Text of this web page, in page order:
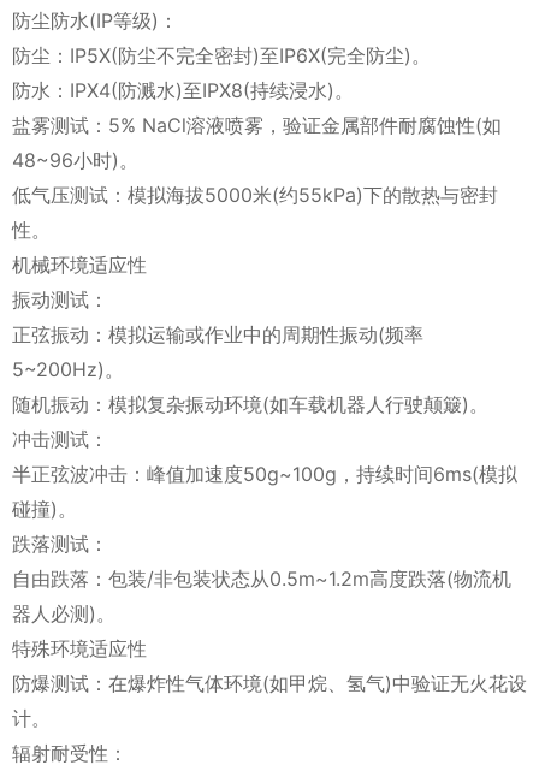
防尘防水(IP等级)：
防尘：IP5X(防尘不完全密封)至IP6X(完全防尘)。
防水：IPX4(防溅水)至IPX8(持续浸水)。
盐雾测试：5% NaCl溶液喷雾，验证金属部件耐腐蚀性(如
48~96小时)。
低气压测试：模拟海拔5000米(约55kPa)下的散热与密封
性。
机械环境适应性
振动测试：
正弦振动：模拟运输或作业中的周期性振动(频率
5~200Hz)。
随机振动：模拟复杂振动环境(如车载机器人行驶颠簸)。
冲击测试：
半正弦波冲击：峰值加速度50g~100g，持续时间6ms(模拟
碰撞)。
跌落测试：
自由跌落：包装/非包装状态从0.5m~1.2m高度跌落(物流机
器人必测)。
特殊环境适应性
防爆测试：在爆炸性气体环境(如甲烷、氢气)中验证无火花设
计。
辐射耐受性：